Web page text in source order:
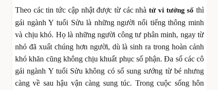
Theo các tin tức cập nhật được từ các nhàtử vi tướng số thì
gái ngành Y tuổi Sửu là những người nổi tiếng thông minh
và chịu khó. Họ là những người công tư phân minh, ngay từ
nhỏ đã xuất chúng hơn người, dù là sinh ra trong hoàn cảnh
khó khăn cũng không chịu khuất phục số phận. Đa số các cô
gái ngành Y tuổi Sửu không có số sung sướng từ bé nhưng
càng về sau hậu vận càng sung túc. Trong cuộc sống hôn